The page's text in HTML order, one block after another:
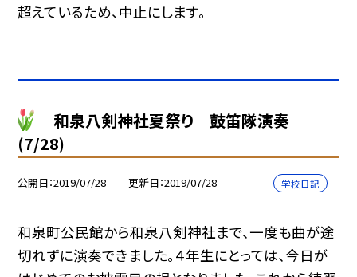
超えているため、中止にします。
和泉八剣神社夏祭り 鼓笛隊演奏
(7/28)
公開日 2019/07/28 更新日 2019/07/28 学校日記
和泉町公民館から和泉八剣神社まで、一度も曲が途
切れずに演奏できました。４年生にとっては、今日が